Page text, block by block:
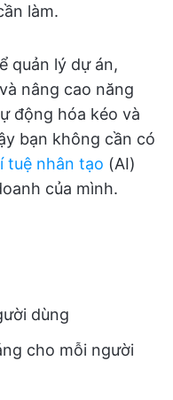
làm.
quản lý dự án,
nâng cao năng
động hóa kéo và
bạn không cần có
tuệ nhân tạo (AI)
của mình.
dùng
cho mỗi người